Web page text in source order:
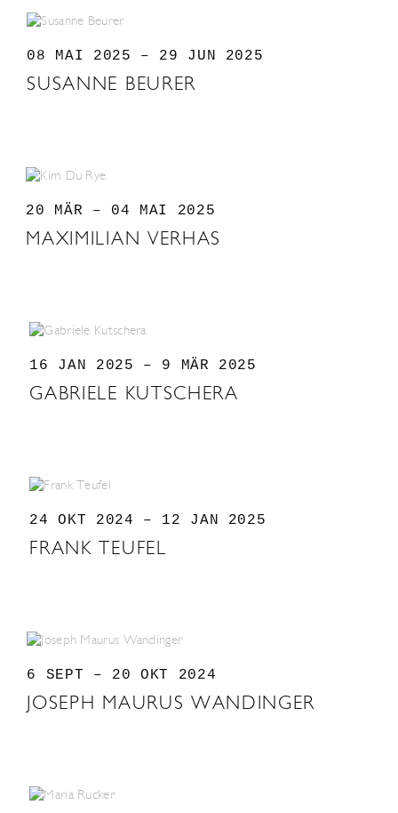
08 MAI 2025 – 29 JUN 2025
SUSANNE BEURER
20 MÄR – 04 MAI 2025
MAXIMILIAN VERHAS
16 JAN 2025 – 9 MÄR 2025
GABRIELE KUTSCHERA
24 OKT 2024 – 12 JAN 2025
FRANK TEUFEL
6 SEPT – 20 OKT 2024
JOSEPH MAURUS WANDINGER